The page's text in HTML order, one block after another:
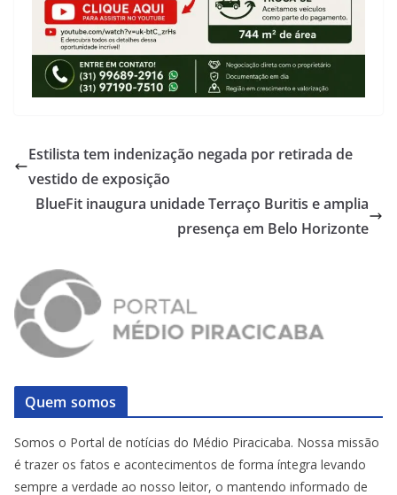
Estilista tem indenização negada por retirada de
vestido de exposição
BlueFit inaugura unidade Terraço Buritis e amplia
presença em Belo Horizonte
Quem somos
Somos o Portal de notícias do Médio Piracicaba. Nossa missão
é trazer os fatos e acontecimentos de forma íntegra levando
sempre a verdade ao nosso leitor, o mantendo informado de